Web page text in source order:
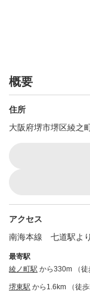
概要
住所
大阪府堺市堺区綾之
アクセス
南海本線 七道駅よ
最寄駅
綾ノ町駅 から330m （徒
堺東駅 から1.6km （徒歩